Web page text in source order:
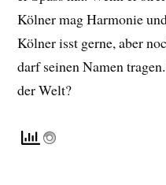
Kölner mag Harmonie
Kölner isst gerne, aber
darf seinen Namen
der Welt?